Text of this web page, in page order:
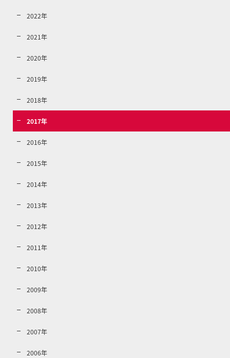
2022年
2021年
2020年
2019年
2018年
2017年
2016年
2015年
2014年
2013年
2012年
2011年
2010年
2009年
2008年
2007年
2006年